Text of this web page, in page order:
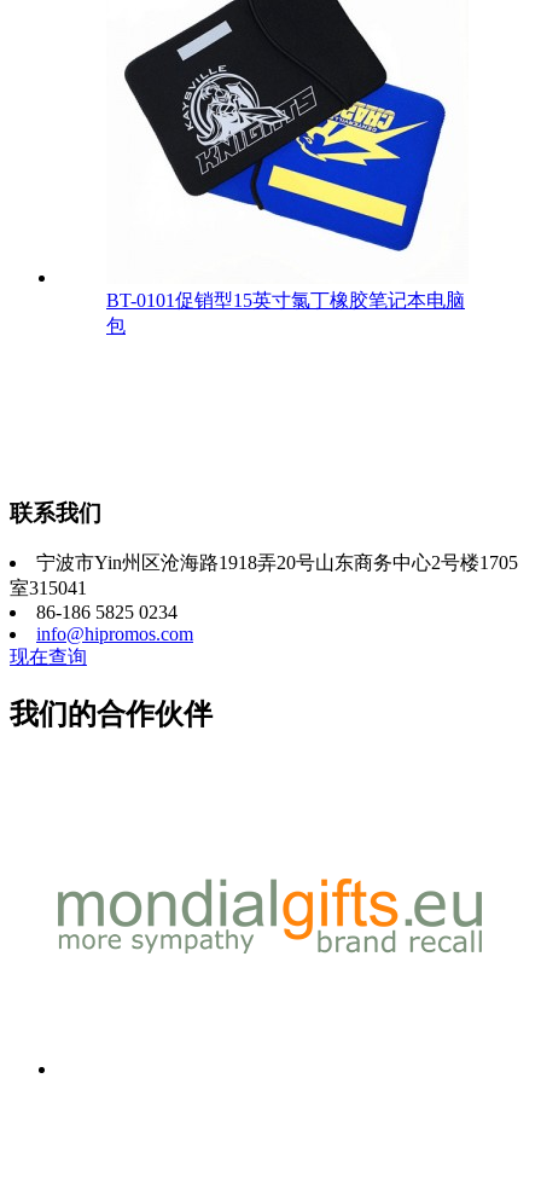
BT-0101促销型15英寸氯丁橡胶笔记本电脑
包
联系我们
宁波市Yin州区沧海路1918弄20号山东商务中心2号楼1705
室315041
86-186 5825 0234
info@hipromos.com
现在查询
我们的合作伙伴